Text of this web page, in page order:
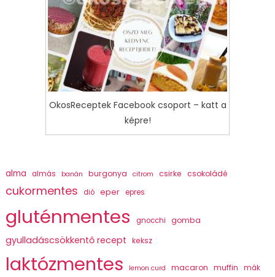
OkosReceptek Facebook csoport – katt a
képre!
alma almás banán burgonya citrom csirke csokoládé
cukormentes dió eper epres
gluténmentes gnocchi gomba
gyulladáscsökkentő recept keksz
laktózmentes lemon curd macaron muffin mák